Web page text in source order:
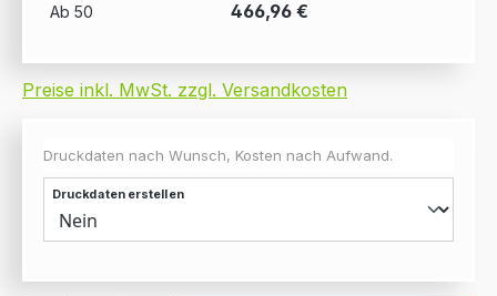
Ab 50 466,96 €
Preise inkl. MwSt. zzgl. Versandkosten
Druckdaten nach Wunsch, Kosten nach Aufwand.
Druckdaten erstellen